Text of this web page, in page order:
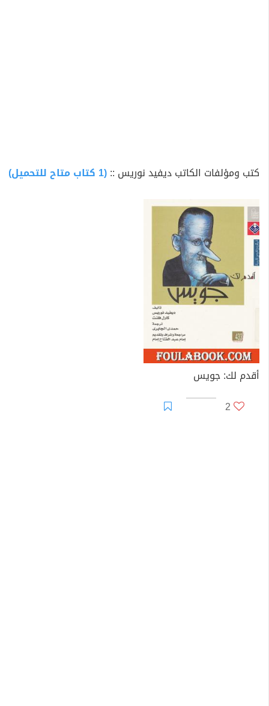
كتب ومؤلفات الكاتب ديفيد نوريس ::(1 كتاب متاح للتحميل)
أقدم لك: جويس
2